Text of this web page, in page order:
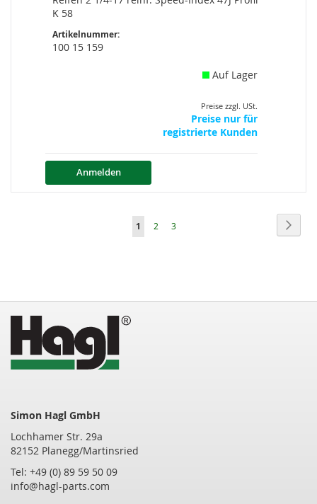
K 58
Artikelnummer:
100 15 159
Auf Lager
Preise zzgl. USt.
Preise nur für
registrierte Kunden
Anmelden
Seite
Sie
1 Seite
2 Seite
3
Simon Hagl GmbH
Lochhamer Str. 29a
82152 Planegg/Martinsried
Tel: +49 (0) 89 59 50 09
info@hagl-parts.com